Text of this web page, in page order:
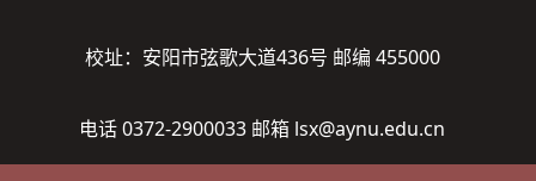
校址：安阳市弦歌大道436号 邮编 455000
电话 0372-2900033 邮箱 lsx@aynu.edu.cn